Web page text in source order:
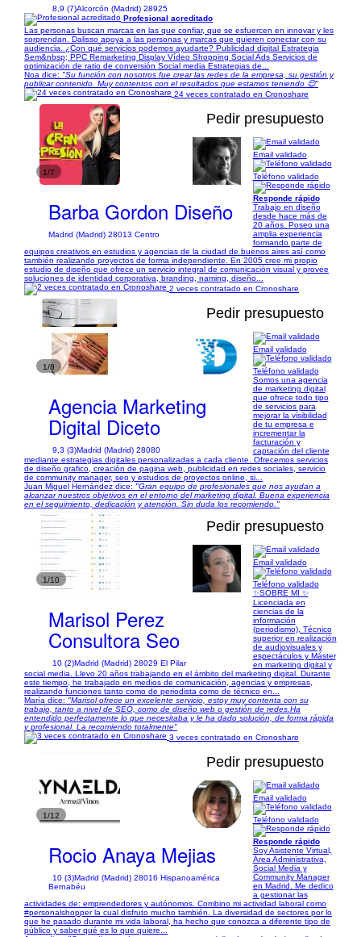
8,9 (7)Alcorcón (Madrid) 28925
Profesional acreditado
Las personas buscan marcas en las que confiar, que se esfuercen en innovar y les
sorprendan. Dalisso apoya a las personas y marcas que quieren conectar con su
audiencia. ¿Con qué servicios podemos ayudarte? Publicidad digital Estrategia
Sem&nbsp; PPC Remarketing Display Vídeo Shopping Social Ads Servicios de
optimización de ratio de conversión Social media Estrategias de...
Noa dice: "Su función con nosotros fue crear las redes de la empresa, su gestión y
publicar contenido. Muy contentos con el resultados que estamos teniendo 😌"
24 veces contratado en Cronoshare
1/7
Pedir presupuesto
Barba Gordon Diseño
Madrid (Madrid) 28013 Centro
Email validado
Teléfono validado
Responde rápido
Trabajo en diseño
desde hace más de
20 años. Poseo una
amplia experiencia
formando parte de
equipos creativos en estudios y agencias de la ciudad de buenos aires así como
también realizando proyectos de forma independiente. En 2005 cree mi propio
estudio de diseño que ofrece un servicio integral de comunicación visual y provee
soluciones de identidad corporativa, branding, naming, diseño...
2 veces contratado en Cronoshare
1/8
Pedir presupuesto
Agencia Marketing
Digital Diceto
9,3 (3)Madrid (Madrid) 28080
Email validado
Teléfono validado
Somos una agencia
de marketing digital
que ofrece todo tipo
de servicios para
mejorar la visibilidad
de tu empresa e
incrementar la
facturación y
captación del cliente
mediante estrategias digitales personalizadas a cada cliente. Ofrecemos servicios
de diseño grafico, creación de pagina web, publicidad en redes sociales, servicio
de community manager, seo y estudios de proyectos online, si...
Juan Miguel Hernández dice: "Gran equipo de profesionales que nos ayudan a
alcanzar nuestros objetivos en el entorno del marketing digital. Buena experiencia
en el seguimiento, dedicación y atención. Sin duda los recomiendo."
1/10
Pedir presupuesto
Marisol Perez
Consultora Seo
10 (2)Madrid (Madrid) 28029 El Pilar
Email validado
Teléfono validado
✨SOBRE MI ✨
Licenciada en
ciencias de la
información
(periodismo), Técnico
superior en realización
de audiovisuales y
espectáculos y Máster
en marketing digital y
social media. Llevo 20 años trabajando en el ámbito del marketing digital. Durante
este tiempo, he trabajado en medios de comunicación, agencias y empresas,
realizando funciones tanto como de periodista como de técnico en...
María dice: "Marisol ofrece un excelente servicio, estoy muy contenta con su
trabajo, tanto a nivel de SEO, como de diseño web o gestión de redes.Ha
entendido perfectamente lo que necesitaba y le ha dado solución, de forma rápida
y profesional. La recomiendo totalmente"
3 veces contratado en Cronoshare
1/12
Pedir presupuesto
Rocio Anaya Mejias
10 (3)Madrid (Madrid) 28016 Hispanoamérica
Bernabéu
Email validado
Teléfono validado
Responde rápido
Soy Asistente Virtual,
Área Administrativa,
Social Media y
Community Manager
en Madrid. Me dedico
a gestionar las
actividades de: emprendedores y autónomos. Combino mi actividad laboral como
#personalshopper la cual disfruto mucho también. La diversidad de sectores por lo
que he pasado durante mi vida laboral, ha hecho que conozca a diferente tipo de
público y saber qué es lo que quiere...